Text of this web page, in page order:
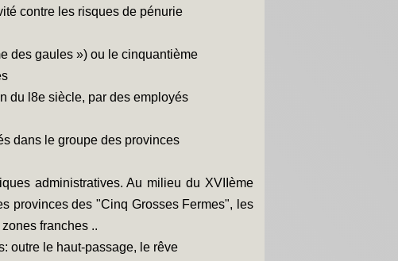
contre les risques de pénurie
des gaules ») ou le cinquantième
du l8e siècle, par des employés
dans le groupe des provinces
administratives. Au milieu du XVIIème
provinces des "Cinq Grosses Fermes", les
franches ..
outre le haut-passage, le rêve